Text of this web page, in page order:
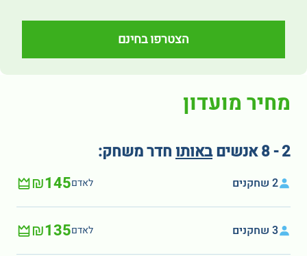
הצטרפו בחינם
מחיר מועדון
2 - 8 אנשים באותו חדר משחק:
2 שחקנים לאדם₪145
3 שחקנים לאדם₪135